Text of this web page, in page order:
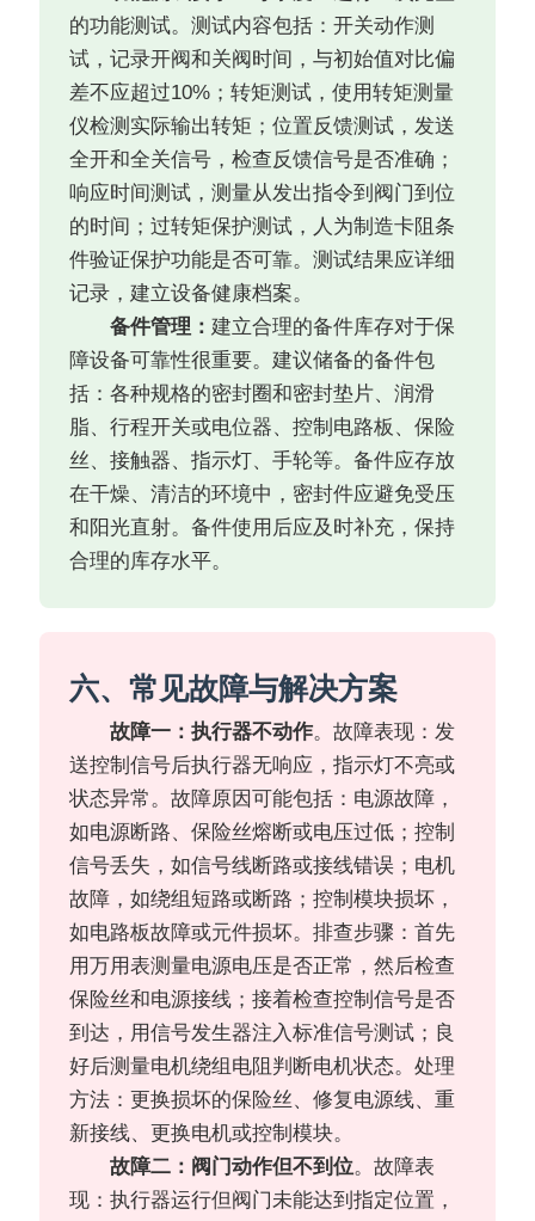
的功能测试。测试内容包括：开关动作测
试，记录开阀和关阀时间，与初始值对比偏
差不应超过10%；转矩测试，使用转矩测量
仪检测实际输出转矩；位置反馈测试，发送
全开和全关信号，检查反馈信号是否准确；
响应时间测试，测量从发出指令到阀门到位
的时间；过转矩保护测试，人为制造卡阻条
件验证保护功能是否可靠。测试结果应详细
记录，建立设备健康档案。
备件管理：建立合理的备件库存对于保
障设备可靠性很重要。建议储备的备件包
括：各种规格的密封圈和密封垫片、润滑
脂、行程开关或电位器、控制电路板、保险
丝、接触器、指示灯、手轮等。备件应存放
在干燥、清洁的环境中，密封件应避免受压
和阳光直射。备件使用后应及时补充，保持
合理的库存水平。
六、常见故障与解决方案
故障一：执行器不动作。故障表现：发
送控制信号后执行器无响应，指示灯不亮或
状态异常。故障原因可能包括：电源故障，
如电源断路、保险丝熔断或电压过低；控制
信号丢失，如信号线断路或接线错误；电机
故障，如绕组短路或断路；控制模块损坏，
如电路板故障或元件损坏。排查步骤：首先
用万用表测量电源电压是否正常，然后检查
保险丝和电源接线；接着检查控制信号是否
到达，用信号发生器注入标准信号测试；良
好后测量电机绕组电阻判断电机状态。处理
方法：更换损坏的保险丝、修复电源线、重
新接线、更换电机或控制模块。
故障二：阀门动作但不到位。故障表
现：执行器运行但阀门未能达到指定位置，